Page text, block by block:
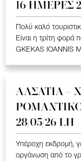
16 ΗΜΕΡΕΣ
Πολύ καλό
Είναι η τρίτη φορά
GKEKAS IOANNIS
ΑΛΣΑΤΙΑ –
28/05/26 LH
Υπέροχη εκδρομή,
οργάνωση από το